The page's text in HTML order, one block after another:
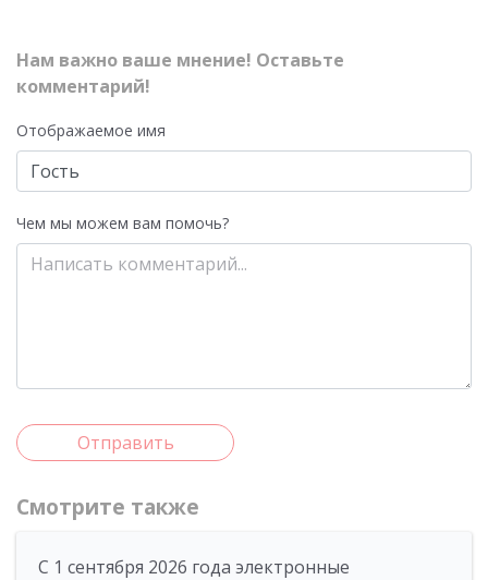
Нам важно ваше мнение! Оставьте
комментарий!
Отображаемое имя
Чем мы можем вам помочь?
Отправить
Смотрите также
С 1 сентября 2026 года электронные